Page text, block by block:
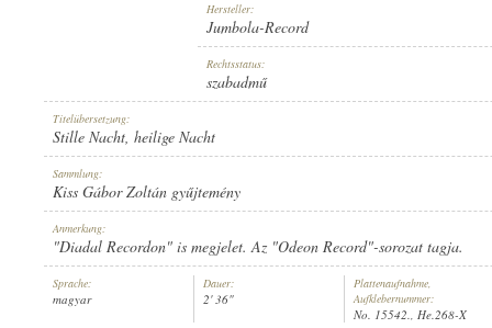
JUMBOLA-RECORD
PLATTENAUFNAHME:
Hersteller:
Jumbola-Record
Rechtsstatus:
szabadmű
Titelübersetzung:
Stille Nacht, heilige Nacht
Sammlung:
Kiss Gábor Zoltán gyűjtemény
Anmerkung:
"Diadal Recordon" is megjelet. Az "Odeon Record"-sorozat tagja.
Sprache:
magyar
Dauer:
2' 36"
Plattenaufnahme,
Aufklebernummer:
No. 15542., He.268-X